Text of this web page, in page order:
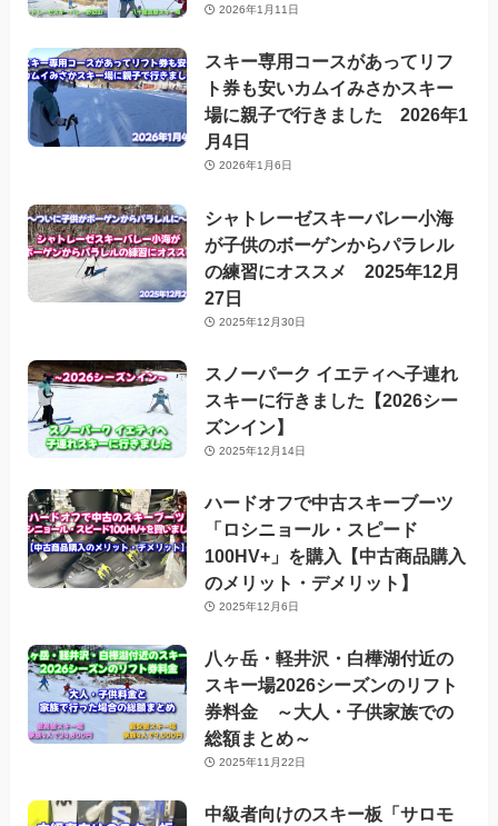
2026年1月11日
スキー専用コースがあってリフ
ト券も安いカムイみさかスキー
場に親子で行きました 2026年1
月4日
2026年1月6日
シャトレーゼスキーバレー小海
が子供のボーゲンからパラレル
の練習にオススメ 2025年12月
27日
2025年12月30日
スノーパーク イエティへ子連れ
スキーに行きました【2026シー
ズンイン】
2025年12月14日
ハードオフで中古スキーブーツ
「ロシニョール・スピード
100HV+」を購入【中古商品購入
のメリット・デメリット】
2025年12月6日
八ヶ岳・軽井沢・白樺湖付近の
スキー場2026シーズンのリフト
券料金 ～大人・子供家族での
総額まとめ～
2025年11月22日
中級者向けのスキー板「サロモ